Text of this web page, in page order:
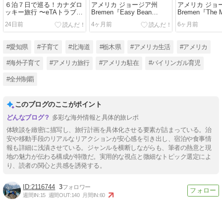
６泊７日で巡る！カナダロ
ッキー旅行 〜eTAトラブ
ル・バンフ周辺観光スポッ
トまとめ
24日前
アメリカ ジョージア州
Bremen『Easy Bean
Coffee イージー・ビーン・
コーヒー』
4ヶ月前
アメリカ ジョ
Bremen『The
Cafe ザ・マー
カフェ 』
6ヶ月前
#愛知県 #子育て #北海道 #栃木県 #アメリカ生活 #アメリカ
#海外子育て #アメリカ旅行 #アメリカ駐在 #バイリンガル育児
#全州制覇
このブログのここがポイント
多彩な海外情報と具体的旅レポ
体験談を緻密に描写し、旅行計画を具体化させる要素が詰まっている。治
安や移動手段のリアルなリアクションが安心感を引き出し、宿泊や食事情
報も詳細に浅漬させている。ジャンルを横断しながらも、筆者の熱意と現
地の魅力が伝わる構成が特徴だ。実用的な視点と微細なトピック選定によ
り、読者の関心と共感を誘発する。
2116744 3
週間IN:15 週間OUT:140 月間IN:60